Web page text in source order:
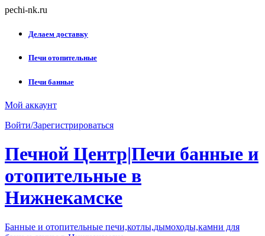
Skip
content
pechi-nk.ru
Делаем доставку
Печи отопительные
Печи банные
Мой аккаунт
Войти/Зарегистрироваться
Печной Центр|Печи банные и
отопительные в
Нижнекамске
Банные и отопительные печи,котлы,дымоходы,камни для